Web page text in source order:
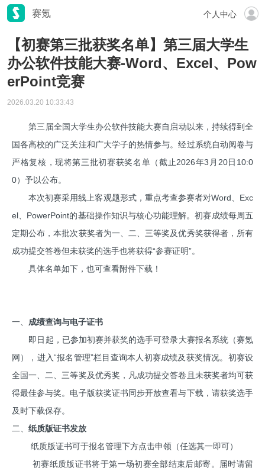
赛氪 个人中心
【初赛第三批获奖名单】第三届大学生
办公软件技能大赛-Word、Excel、Pow
erPoint竞赛
2026.03.20 10:33:43
第三届全国大学生办公软件技能大赛自启动以来，持续得到全
国各高校的广泛关注和广大学子的热情参与。经过系统自动阅卷与
严格复核，现将第三批初赛获奖名单（截止2026年3月20日10:0
0）予以公布。
本次初赛采用线上客观题形式，重点考查参赛者对Word、Exc
el、PowerPoint的基础操作知识与核心功能理解。初赛成绩每周五
定期公布，本批次获奖者为一、二、三等奖及优秀奖获得者，所有
成功提交答卷但未获奖的选手也将获得“参赛证明”。
具体名单如下，也可查看附件下载！
一、 成绩查询与电子证书
即日起，已参加初赛并获奖的选手可登录大赛报名系统（赛氪
网），进入“报名管理”栏目查询本人初赛成绩及获奖情况。初赛设
全国一、二、三等奖及优秀奖，凡成功提交答卷且未获奖者均可获
得最佳参与奖。电子版获奖证书同步开放查看与下载，请获奖选手
及时下载保存。
二、 纸质版证书发放
纸质版证书可于报名管理下方点击申领（任选其一即可）
初赛纸质版证书将于第一场初赛全部结束后邮寄。届时请留